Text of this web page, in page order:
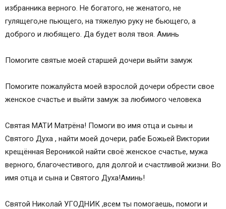
избранника верного. Не богатого, не женатого, не
гулящего,не пьющего, на тяжелую руку не бьющего, а
доброго и любящего. Да будет воля твоя. Аминь
Помогите святые моей старшей дочери выйти замуж
Помогите пожалуйста моей взрослой дочери обрести свое
женское счастье и выйти замуж за любимого человека
Святая МАТИ Матрёна! Помоги во имя отца и сыны и
Святого Духа , найти моей дочери, рабе Божьей Виктории
крещённая Вероникой найти своё женское счастье, мужа
верного, благочестивого, для долгой и счастливой жизни. Во
имя отца и сына и Святого Духа!Аминь!
Святой Николай УГОДНИК ,всем ты помогаешь, помоги и